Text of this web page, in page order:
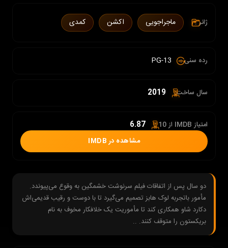
ژانر : ماجراجویی اکشن کمدی
رده سنی : PG-13
سال ساخت: 2019
امتیاز IMDB از 10 : 6.87
مشاهده در IMDB
دو سال پس از اتفاقات فیلم سرنوشت خشمگین به وقوع می‌پیوندد.
مأمور باتجربه لوک هابز تصمیم می‌گیرد تا با دوست و رقیب قدیمی‌اش
دکارد شاو همکاری کند تا مأموریت یک خلافکار مخوف به نام
بریکستون را متوقف کنند. ..